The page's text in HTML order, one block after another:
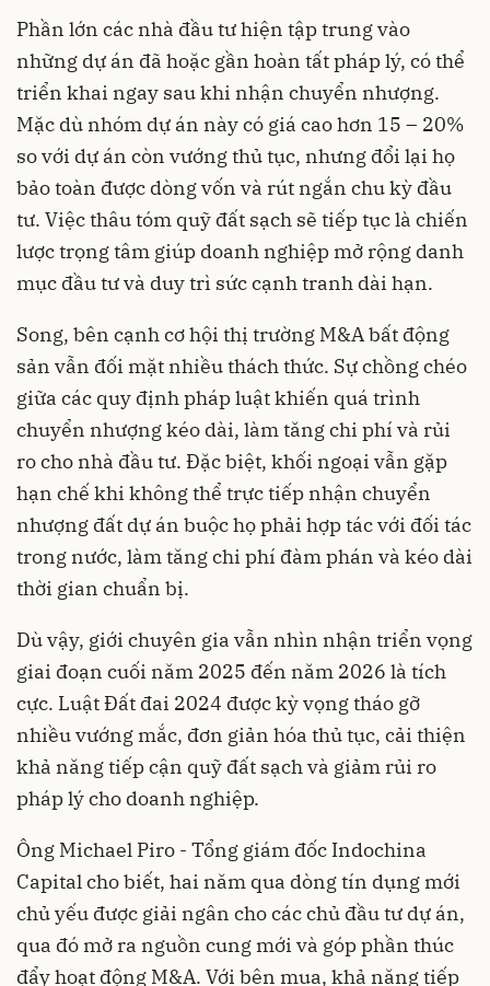
Phần lớn các nhà đầu tư hiện tập trung vào
những dự án đã hoặc gần hoàn tất pháp lý, có thể
triển khai ngay sau khi nhận chuyển nhượng.
Mặc dù nhóm dự án này có giá cao hơn 15 – 20%
so với dự án còn vướng thủ tục, nhưng đổi lại họ
bảo toàn được dòng vốn và rút ngắn chu kỳ đầu
tư. Việc thâu tóm quỹ đất sạch sẽ tiếp tục là chiến
lược trọng tâm giúp doanh nghiệp mở rộng danh
mục đầu tư và duy trì sức cạnh tranh dài hạn.
Song, bên cạnh cơ hội thị trường M&A bất động
sản vẫn đối mặt nhiều thách thức. Sự chồng chéo
giữa các quy định pháp luật khiến quá trình
chuyển nhượng kéo dài, làm tăng chi phí và rủi
ro cho nhà đầu tư. Đặc biệt, khối ngoại vẫn gặp
hạn chế khi không thể trực tiếp nhận chuyển
nhượng đất dự án buộc họ phải hợp tác với đối tác
trong nước, làm tăng chi phí đàm phán và kéo dài
thời gian chuẩn bị.
Dù vậy, giới chuyên gia vẫn nhìn nhận triển vọng
giai đoạn cuối năm 2025 đến năm 2026 là tích
cực. Luật Đất đai 2024 được kỳ vọng tháo gỡ
nhiều vướng mắc, đơn giản hóa thủ tục, cải thiện
khả năng tiếp cận quỹ đất sạch và giảm rủi ro
pháp lý cho doanh nghiệp.
Ông Michael Piro - Tổng giám đốc Indochina
Capital cho biết, hai năm qua dòng tín dụng mới
chủ yếu được giải ngân cho các chủ đầu tư dự án,
qua đó mở ra nguồn cung mới và góp phần thúc
đẩy hoạt động M&A. Với bên mua, khả năng tiếp